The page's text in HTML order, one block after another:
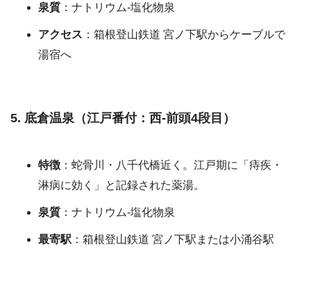
泉質 ：ナトリウム-塩化物泉
アクセス ：箱根登山鉄道 宮ノ下駅からケーブルで
湯宿へ
5. 底倉温泉（江戸番付：西-前頭4段目）
特徴 ：蛇骨川・八千代橋近く。江戸期に「痔疾・
淋病に効く」と記録された薬湯。
泉質 ：ナトリウム-塩化物泉
最寄駅 ：箱根登山鉄道 宮ノ下駅または小涌谷駅